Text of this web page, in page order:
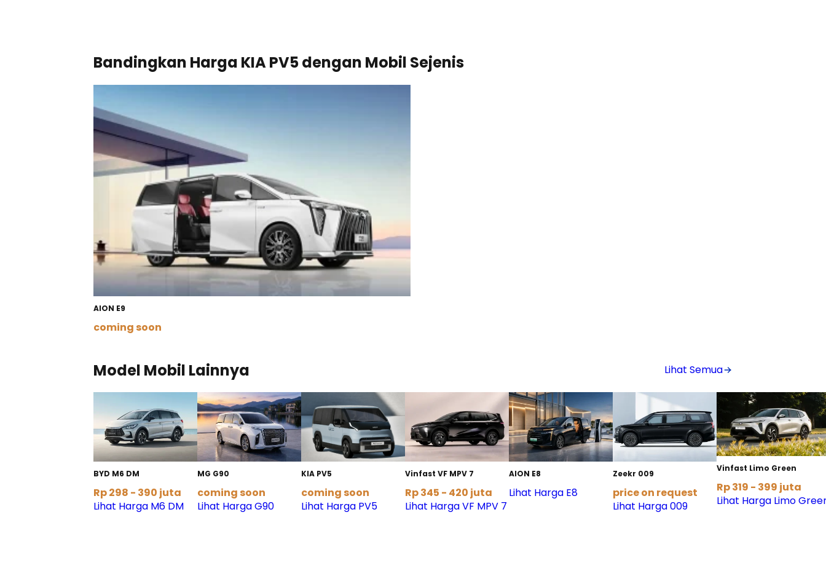
Bandingkan Harga KIA PV5 dengan Mobil Sejenis
AION E9
coming soon
Model Mobil Lainnya Lihat Semua
BYD M6 DM
Rp 298 - 390 juta
Lihat Harga M6 DM
MG G90
coming soon
Lihat Harga G90
KIA PV5
coming soon
Lihat Harga PV5
Vinfast VF MPV 7
Rp 345 - 420 juta
Lihat Harga VF MPV 7
AION E8
Lihat Harga E8
Zeekr 009
price on request
Lihat Harga 009
Vinfast Limo Green
Rp 319 - 399 juta
Lihat Harga Limo